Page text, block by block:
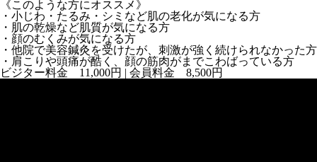
《このような方にオススメ》
・小じわ・たるみ・シミなど肌の老化が気になる方
・肌の乾燥など肌質が気になる方
・顔のむくみが気になる方
・他院で美容鍼灸を受けたが、刺激が強く続けられなかった方
・肩こりや頭痛が酷く、顔の筋肉がまでこわばっている方
ビジター料金 11,000円 | 会員料金 8,500円